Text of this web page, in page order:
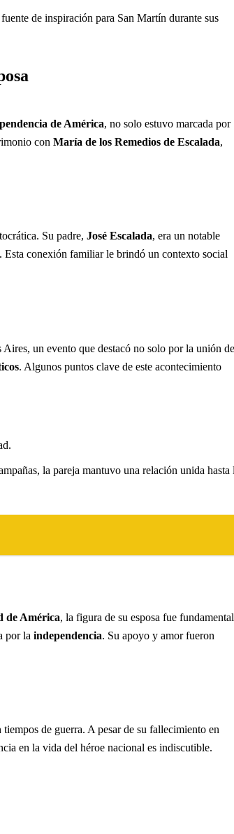
de inspiración para San Martín durante sus
de América, no solo estuvo marcada por
con María de los Remedios de Escalada,
Su padre, José Escalada, era un notable
Esta conexión familiar le brindó un contexto social
Aires, un evento que destacó no solo por la unión de
. Algunos puntos clave de este acontecimiento
la pareja mantuvo una relación unida hasta
de América, la figura de su esposa fue fundamental
por la independencia. Su apoyo y amor fueron
de guerra. A pesar de su fallecimiento en
en la vida del héroe nacional es indiscutible.